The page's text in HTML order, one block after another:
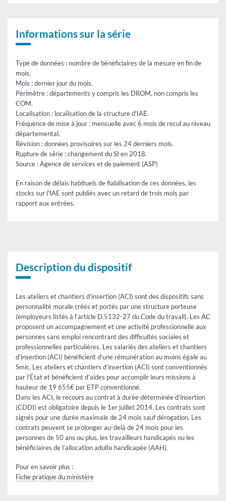
chantiers
stocks
Informations sur la série
Type de données : nombre de bénéficiaires de la mesure en fin de
mois.
Mois : dernier jour du mois.
Périmètre : départements y compris les DROM, non compris les
COM.
Localisation : localisation de la structure d'IAE.
Fréquence de mise à jour : mensuelle avec 6 mois de recul au niveau
départemental.
Révision : données provisoires sur les 24 derniers mois.
Rupture de série : changement du SI en 2018.
Source : Agence de services et de paiement (ASP)
En raison de délais habituels de fiabilisation de ces données, les
stocks sur l'IAE sont publiés avec un retard de trois mois par
rapport aux entrées.
Description du dispositif
Les ateliers et chantiers d’insertion (ACI) sont des dispositifs sans
personnalité morale créés et portés par une structure porteuse
(employeurs listés à l’article D.5132-27 du Code du travail). Les ACI
proposent un accompagnement et une activité professionnelle aux
personnes sans emploi rencontrant des difficultés sociales et
professionnelles particulières. Les salariés des ateliers et chantiers
d’insertion (ACI) bénéficient d’une rémunération au moins égale au
Smic. Les ateliers et chantiers d’insertion (ACI) sont conventionnés
par l’État et bénéficient d’aides pour accomplir leurs missions à
hauteur de 19 655€ par ETP conventionné.
Dans les ACI, le recours au contrat à durée déterminée d'insertion
(CDDI) est obligatoire depuis le 1er juillet 2014. Les contrats sont
signés pour une durée maximale de 24 mois sauf dérogation. Les
contrats peuvent se prolonger au-delà de 24 mois pour les
personnes de 50 ans ou plus, les travailleurs handicapés ou les
bénéficiaires de l’allocation adulte handicapée (AAH).
Pour en savoir plus :
Fiche pratique du ministère